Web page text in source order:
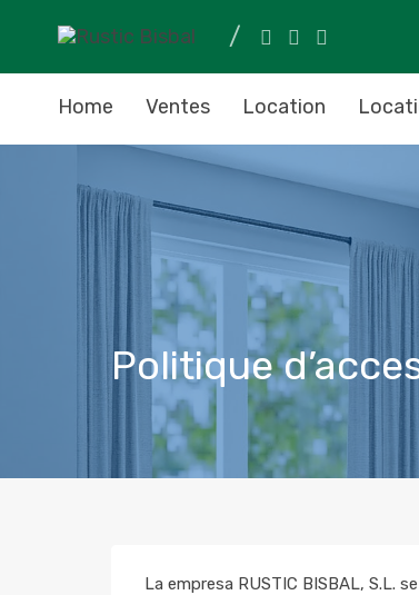
Home Ventes Location
Politique
La empresa RUSTIC BISBAL, S.L.